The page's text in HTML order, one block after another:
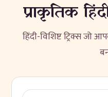
प्राकृतिक
हिंदी-विशिष्ट ट्रिक्स